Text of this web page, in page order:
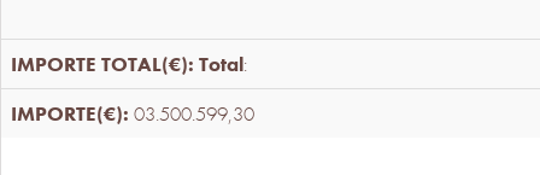
Total:
03.500.599,30